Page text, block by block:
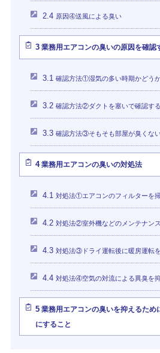
2.4 原因④送風による臭い
3業務用エアコンの臭いの原因を確認
3.1 確認方法①湿気の多い時期かどう
3.2 確認方法②ダクトを塞いで確認する
3.3 確認方法③そもそも部屋が臭くな
4業務用エアコンの臭いの対処法
4.1 対処法①エアコンのフィルターを
4.2 対処法②室外機などのメンテナンス
4.3 対処法③ドライ運転後に暖房運転
4.4 対処法④空気の対流による異臭を
5業務用エアコンの臭いを抑えるため
にすること